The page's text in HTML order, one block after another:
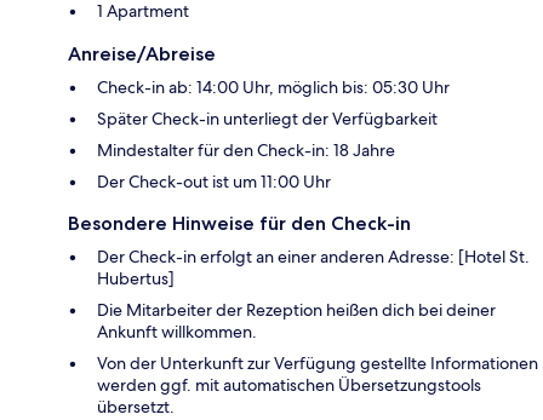
1 Apartment
Anreise/Abreise
Check-in ab: 14:00 Uhr, möglich bis: 05:30 Uhr
Später Check-in unterliegt der Verfügbarkeit
Mindestalter für den Check-in: 18 Jahre
Der Check-out ist um 11:00 Uhr
Besondere Hinweise für den Check-in
Der Check-in erfolgt an einer anderen Adresse: [Hotel St.
Hubertus]
Die Mitarbeiter der Rezeption heißen dich bei deiner
Ankunft willkommen.
Von der Unterkunft zur Verfügung gestellte Informationen
werden ggf. mit automatischen Übersetzungstools
übersetzt.